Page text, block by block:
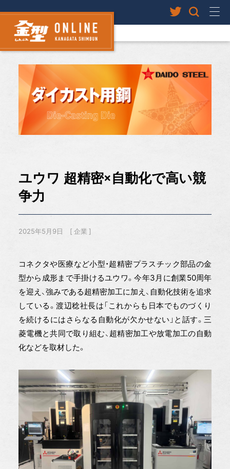
ユウワ 超精密×自動化で高い競
争力
2025年5月9日 企業
コネクタや医療など小型・超精密プラスチック部品の金
型から成形まで手掛けるユウワ。今年3月に創業50周年
を迎え、強みである超精密加工に加え、自動化技術を追求
している。渡辺稔社長は「これからも日本でものづくり
を続けるにはさらなる自動化が欠かせない」と話す。三
菱電機と共同で取り組む、超精密加工や放電加工の自動
化などを取材した。